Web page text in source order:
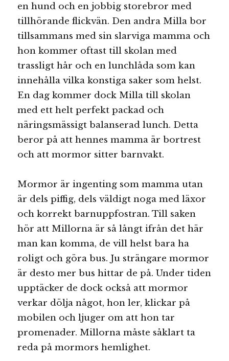
en hund och en jobbig storebror med
tillhörande flickvän. Den andra Milla bor
tillsammans med sin slarviga mamma och
hon kommer oftast till skolan med
trassligt hår och en lunchlåda som kan
innehålla vilka konstiga saker som helst.
En dag kommer dock Milla till skolan
med ett helt perfekt packad och
näringsmässigt balanserad lunch. Detta
beror på att hennes mamma är bortrest
och att mormor sitter barnvakt.
Mormor är ingenting som mamma utan
är dels piffig, dels väldigt noga med läxor
och korrekt barnuppfostran. Till saken
hör att Millorna är så långt ifrån det här
man kan komma, de vill helst bara ha
roligt och göra bus. Ju strängare mormor
är desto mer bus hittar de på. Under tiden
upptäcker de dock också att mormor
verkar dölja något, hon ler, klickar på
mobilen och ljuger om att hon tar
promenader. Millorna måste såklart ta
reda på mormors hemlighet.